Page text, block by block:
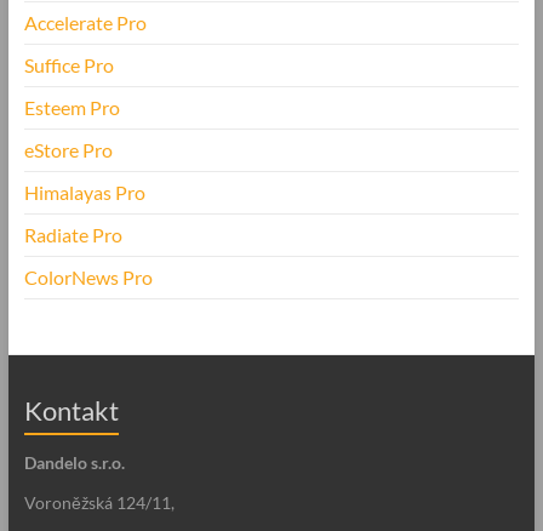
Accelerate Pro
Suffice Pro
Esteem Pro
eStore Pro
Himalayas Pro
Radiate Pro
ColorNews Pro
Kontakt
Dandelo s.r.o.
Voroněžská 124/11,